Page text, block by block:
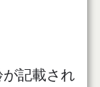
記載され